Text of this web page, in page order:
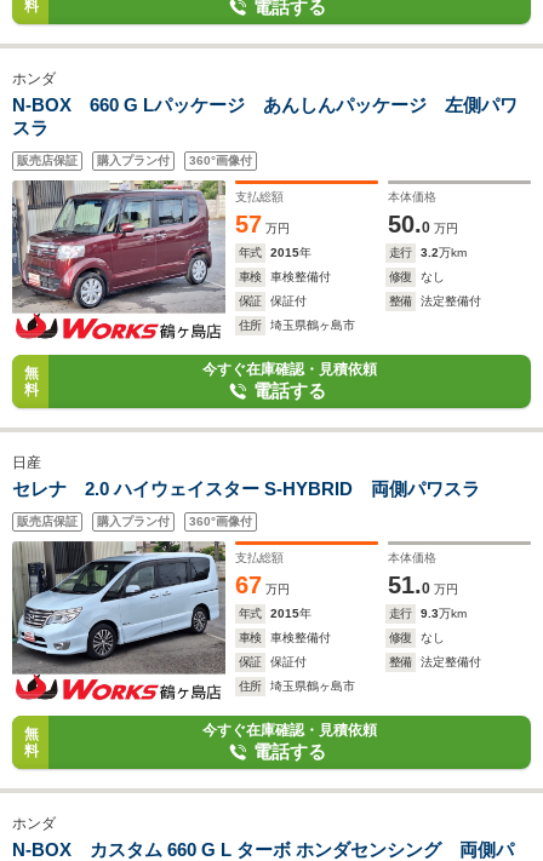
料 電話する
ホンダ
N-BOX 660 G Lパッケージ あんしんパッケージ 左側パワ
スラ
販売店保証 購入プラン付 360°画像付
支払総額
57 万円
本体価格
50.0 万円
年式
2015年 走行 3.2万km
車検
車検整備付 修復
なし
保証
保証付 整備
法定整備付
住所
埼玉県鶴ヶ島市
無
料
今すぐ在庫確認・見積依頼
電話する
日産
セレナ 2.0 ハイウェイスター S-HYBRID 両側パワスラ
販売店保証 購入プラン付 360°画像付
支払総額
67 万円
本体価格
51.0 万円
年式
2015年 走行 9.3万km
車検
車検整備付 修復
なし
保証
保証付 整備
法定整備付
住所
埼玉県鶴ヶ島市
無
料
今すぐ在庫確認・見積依頼
電話する
ホンダ
N-BOX カスタム 660 G L ターボ ホンダセンシング 両側パ